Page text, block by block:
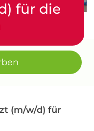
für die
(m/w/d) für